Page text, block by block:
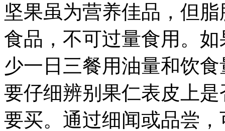
坚果虽为营养佳品，但
食品，不可过量食用。
少一日三餐用油量和饮
要仔细辨别果仁表皮上
要买。通过细闻或品尝